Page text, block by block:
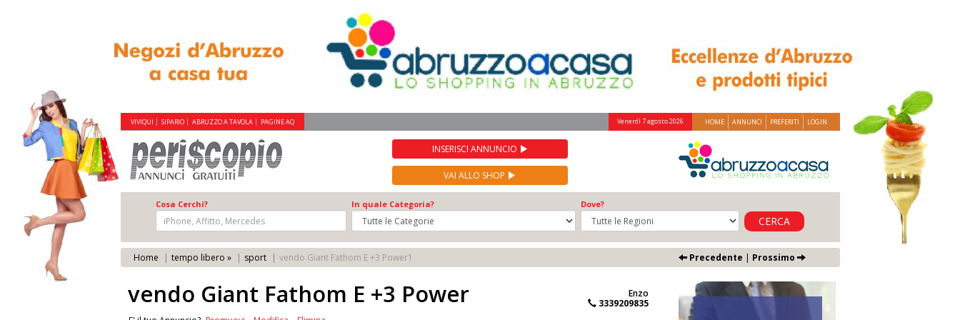
VIVIQUI SIPARIO ABRUZZO A TAVOLA PAGINE AQ HOME ANNUNCI PREFERITI LOGIN
Venerdì 7 agosto 2026
INSERISCI ANNUNCIO
VAI ALLO SHOP
Cosa Cerchi? In quale Categoria? Dove?
CERCA
Home tempo libero » sport vendo Giant Fathom E +3 Power1 Precedente | Prossimo
vendo Giant Fathom E +3 Power
Enzo
3339209835